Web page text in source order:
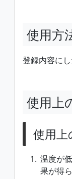
使用方
登録内容に
使用上
使用上
温度が
果が得